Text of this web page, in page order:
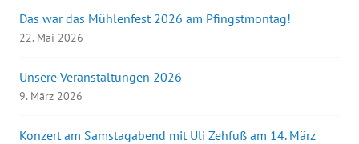
Das war das Mühlenfest 2026 am Pfingstmontag!
22. Mai 2026
Unsere Veranstaltungen 2026
9. März 2026
Konzert am Samstagabend mit Uli Zehfuß am 14. März